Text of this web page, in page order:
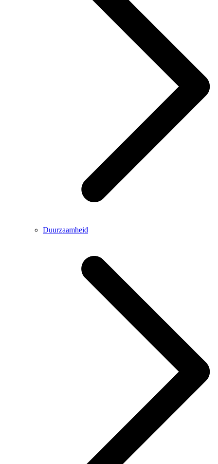
Duurzaamheid